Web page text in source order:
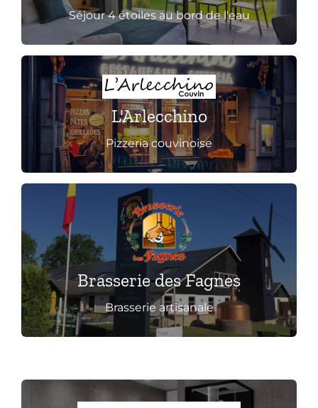
Karts Privés
24h
Kart Fun Trophy
Billetterie
Contact
Compte
Langues
Séjour 4 étoiles au bord de l'eau
L'Arlecchino
Pizzeria couvinoise
Cliquez ici pour découvrir
Brasserie des Fagnes
Brasserie artisanale
Cliquez ici pour découvrir